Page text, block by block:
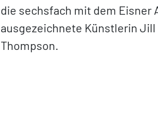
die sechsfach mit dem Eisner
ausgezeichnete Künstlerin Jill
Thompson.